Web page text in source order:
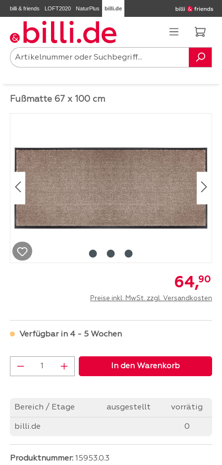
Zum Hauptinhalt springen
billi & friends LOFT2020 NaturPlus billi.de
Fußmatte 67 x 100 cm
64,90
Preise inkl. MwSt. zzgl. Versandkosten
Verfügbar in 4 - 5 Wochen
Produkt Anzahl: Gib den gewünschten
In den Warenkorb
Bereich / Etage ausgestellt vorrätig
billi.de 0
Produktnummer: 15953.0.3